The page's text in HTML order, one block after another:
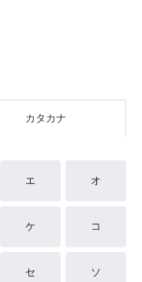
カタカナ
エ オ
ケ コ
セ ソ